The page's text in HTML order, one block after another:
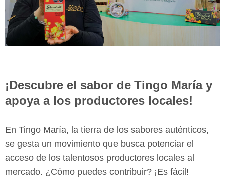
¡Descubre el sabor de Tingo María y
apoya a los productores locales!
En Tingo María, la tierra de los sabores auténticos,
se gesta un movimiento que busca potenciar el
acceso de los talentosos productores locales al
mercado. ¿Cómo puedes contribuir? ¡Es fácil!